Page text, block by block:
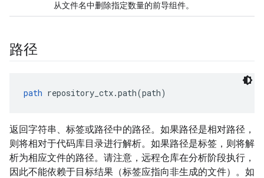
从文件名中删除指定数量的前导组件。
路径
path repository_ctx.path(path)
返回字符串、标签或路径中的路径。如果路径是相对路径，
则将相对于代码库目录进行解析。如果路径是标签，则将解
析为相应文件的路径。请注意，远程仓库在分析阶段执行，
因此不能依赖于目标结果（标签应指向非生成的文件）。如